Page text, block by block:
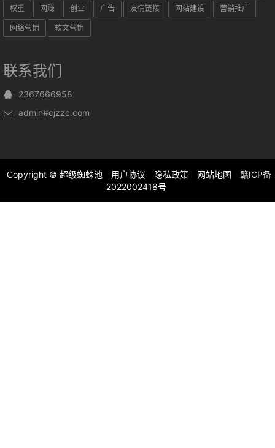
权重 网赚 创业 广告 友情链接 网站建设 营销推广
网络营销 软文营销
联系我们
2367666958
admin#cjzzc.com
Copyright © 超级蜘蛛池 用户协议 隐私政策 网站地图
赣ICP备
2022002418号